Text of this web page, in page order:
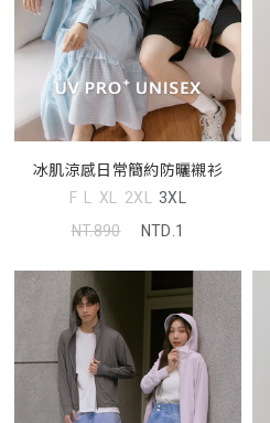
冰肌涼感日常簡約防曬襯衫
F L XL 2XL 3XL
NT.890
NTD.1